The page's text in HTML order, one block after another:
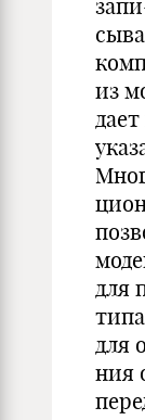
из
для
для
ния